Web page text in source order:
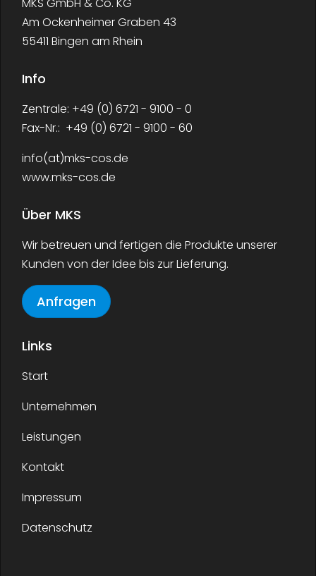
Am Ockenheimer Graben 43
55411 Bingen am Rhein
Info
Zentrale: +49 (0) 6721 - 9100 - 0
Fax-Nr.: +49 (0) 6721 - 9100 - 60
info(at)mks-cos.de
www.mks-cos.de
Über MKS
Wir betreuen und fertigen die Produkte unserer
Kunden von der Idee bis zur Lieferung.
Anfragen
Links
Start
Unternehmen
Leistungen
Kontakt
Impressum
Datenschutz